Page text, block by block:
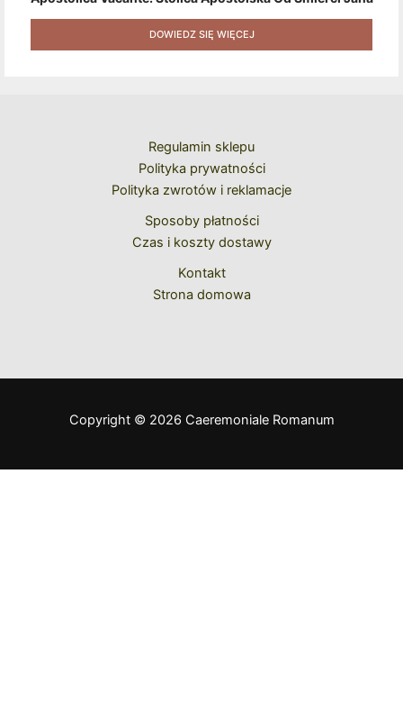
Pawła II Do Wyboru Benedykta XVI" [2020] + Zestaw 6
Naklejek + Książka Niespodzianka + Kod Rabatowy Na
Kolejne Zakupy
DOWIEDZ SIĘ WIĘCEJ
Regulamin sklepu
Polityka prywatności
Polityka zwrotów i reklamacje
Sposoby płatności
Czas i koszty dostawy
Kontakt
Strona domowa
Copyright © 2026 Caeremoniale Romanum